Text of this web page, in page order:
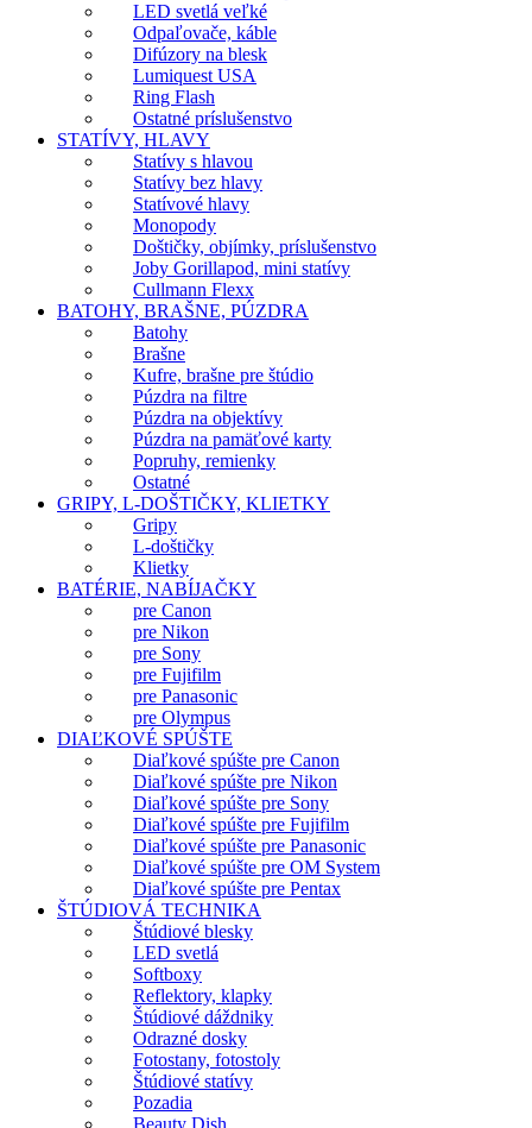
LED svetlá veľké
Odpaľovače, káble
Difúzory na blesk
Lumiquest USA
Ring Flash
Ostatné príslušenstvo
STATÍVY, HLAVY
Statívy s hlavou
Statívy bez hlavy
Statívové hlavy
Monopody
Doštičky, objímky, príslušenstvo
Joby Gorillapod, mini statívy
Cullmann Flexx
BATOHY, BRAŠNE, PÚZDRA
Batohy
Brašne
Kufre, brašne pre štúdio
Púzdra na filtre
Púzdra na objektívy
Púzdra na pamäťové karty
Popruhy, remienky
Ostatné
GRIPY, L-DOŠTIČKY, KLIETKY
Gripy
L-doštičky
Klietky
BATÉRIE, NABÍJAČKY
pre Canon
pre Nikon
pre Sony
pre Fujifilm
pre Panasonic
pre Olympus
DIAĽKOVÉ SPÚŠTE
Diaľkové spúšte pre Canon
Diaľkové spúšte pre Nikon
Diaľkové spúšte pre Sony
Diaľkové spúšte pre Fujifilm
Diaľkové spúšte pre Panasonic
Diaľkové spúšte pre OM System
Diaľkové spúšte pre Pentax
ŠTÚDIOVÁ TECHNIKA
Štúdiové blesky
LED svetlá
Softboxy
Reflektory, klapky
Štúdiové dáždniky
Odrazné dosky
Fotostany, fotostoly
Štúdiové statívy
Pozadia
Beauty Dish